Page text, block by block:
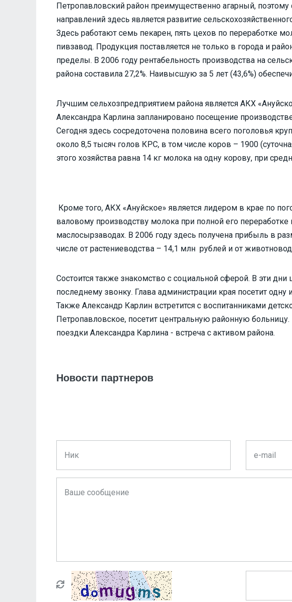
Петропавловский район преимущественно агарный,
направлений здесь является развитие
Здесь работают семь пекарен, пять цехов по переработке
пивзавод. Продукция поставляется не только в города и
пределы. В 2006 году рентабельность производства на
района составила 27,2%. Наивысшую за 5 лет (43,6%)
Лучшим сельхозпредприятием района является АКХ
Александра Карлина запланировано посещение
Сегодня здесь сосредоточена половина всего поголовья
около 8,5 тысяч голов КРС, в том числе коров – 1900
этого хозяйства равна 14 кг молока на одну корову, при
Кроме того, АКХ «Ануйское» является лидером в крае по
валовому производству молока при полной его переработке
маслосырзаводах. В 2006 году здесь получена прибыль в
числе от растениеводства – 14,1 млн рублей и от
Состоится также знакомство с социальной сферой. В эти дни
последнему звонку. Глава администрации края посетит
Также Александр Карлин встретится с воспитанниками
Петропавловское, посетит центральную районную
поездки Александра Карлина - встреча с активом района.
Новости партнеров